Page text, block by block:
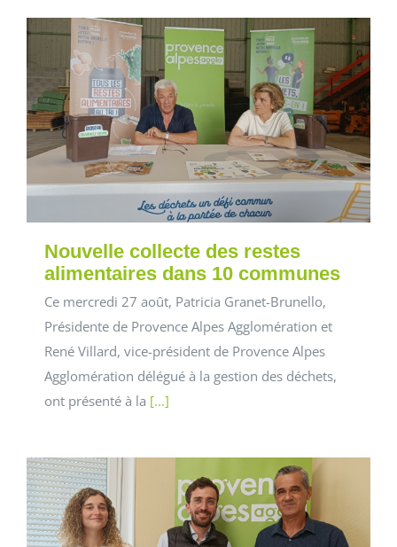
Nouvelle collecte des restes
alimentaires dans 10 communes
Ce mercredi 27 août, Patricia Granet-Brunello,
Présidente de Provence Alpes Agglomération et
René Villard, vice-président de Provence Alpes
Agglomération délégué à la gestion des déchets,
ont présenté à la [...]